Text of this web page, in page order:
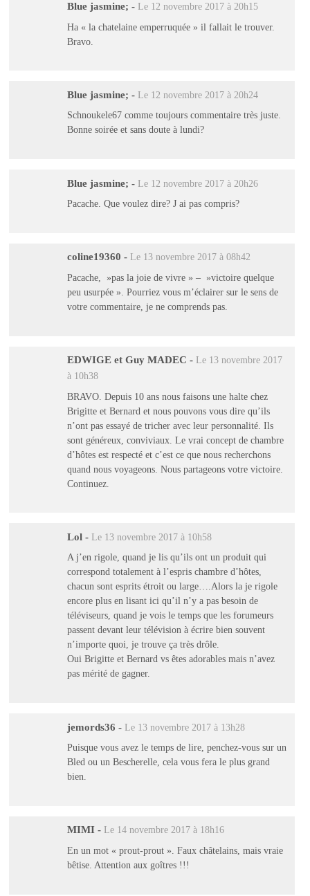
Blue jasmine; - Le 12 novembre 2017 à 20h15
Ha « la chatelaine emperruquée » il fallait le trouver.
Bravo.
Blue jasmine; - Le 12 novembre 2017 à 20h24
Schnoukele67 comme toujours commentaire très juste.
Bonne soirée et sans doute à lundi?
Blue jasmine; - Le 12 novembre 2017 à 20h26
Pacache. Que voulez dire? J ai pas compris?
coline19360 - Le 13 novembre 2017 à 08h42
Pacache, »pas la joie de vivre » – »victoire quelque
peu usurpée ». Pourriez vous m’éclairer sur le sens de
votre commentaire, je ne comprends pas.
EDWIGE et Guy MADEC - Le 13 novembre 2017
à 10h38
BRAVO. Depuis 10 ans nous faisons une halte chez
Brigitte et Bernard et nous pouvons vous dire qu’ils
n’ont pas essayé de tricher avec leur personnalité. Ils
sont généreux, conviviaux. Le vrai concept de chambre
d’hôtes est respecté et c’est ce que nous recherchons
quand nous voyageons. Nous partageons votre victoire.
Continuez.
Lol - Le 13 novembre 2017 à 10h58
A j’en rigole, quand je lis qu’ils ont un produit qui
correspond totalement à l’espris chambre d’hôtes,
chacun sont esprits étroit ou large….Alors la je rigole
encore plus en lisant ici qu’il n’y a pas besoin de
téléviseurs, quand je vois le temps que les forumeurs
passent devant leur télévision à écrire bien souvent
n’importe quoi, je trouve ça très drôle.
Oui Brigitte et Bernard vs êtes adorables mais n’avez
pas mérité de gagner.
jemords36 - Le 13 novembre 2017 à 13h28
Puisque vous avez le temps de lire, penchez-vous sur un
Bled ou un Bescherelle, cela vous fera le plus grand
bien.
MIMI - Le 14 novembre 2017 à 18h16
En un mot « prout-prout ». Faux châtelains, mais vraie
bêtise. Attention aux goîtres !!!